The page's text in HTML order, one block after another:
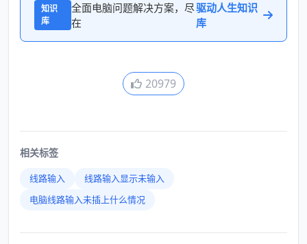
知识
库
全面电脑问题解决方案，尽
在
驱动人生知识
库
20979
相关标签
线路输入
线路输入显示未输入
电脑线路输入未插上什么情况